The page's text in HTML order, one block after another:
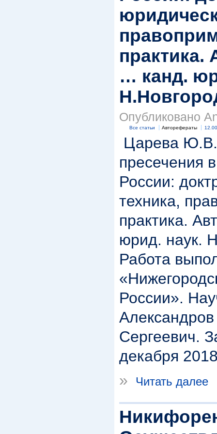
практика.
… канд.
Опубликовано
Все статьи Авторефераты
Царева Ю.В.
пресечения
России:
техника,
практика.
юрид. наук.
Работа
России».
Сергеевич.
декабря
»
Читать далее